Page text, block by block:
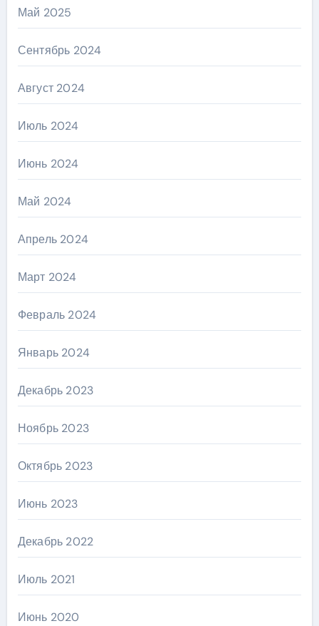
Май 2025
Сентябрь 2024
Август 2024
Июль 2024
Июнь 2024
Май 2024
Апрель 2024
Март 2024
Февраль 2024
Январь 2024
Декабрь 2023
Ноябрь 2023
Октябрь 2023
Июнь 2023
Декабрь 2022
Июль 2021
Июнь 2020